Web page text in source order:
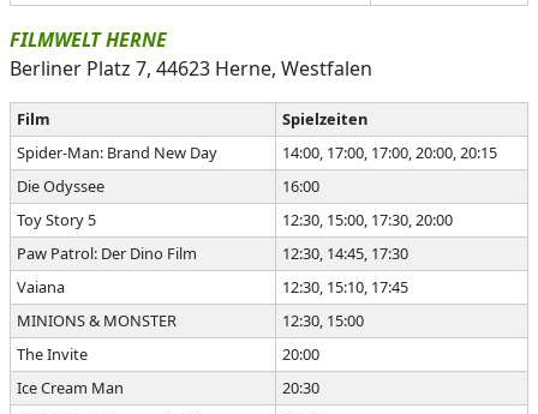
FILMWELT HERNE
Berliner Platz 7, 44623 Herne, Westfalen
Film
Spielzeiten
Spider-Man: Brand New Day
14:00, 17:00, 17:00, 20:00, 20:15
Die Odyssee
16:00
Toy Story 5
12:30, 15:00, 17:30, 20:00
Paw Patrol: Der Dino Film
12:30, 14:45, 17:30
Vaiana
12:30, 15:10, 17:45
MINIONS & MONSTER
12:30, 15:00
The Invite
20:00
Ice Cream Man
20:30